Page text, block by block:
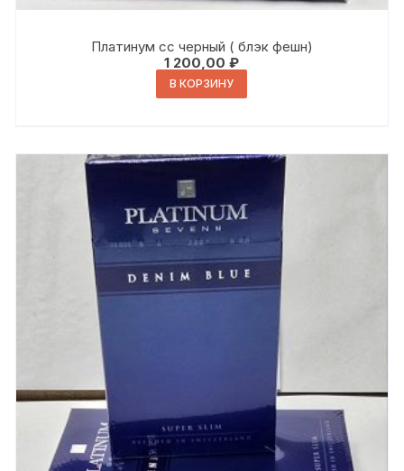
Платинум сс черный ( блэк фешн)
1 200,00₽
В КОРЗИНУ